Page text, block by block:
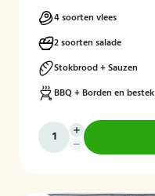
4 soorten vlees
2 soorten salade
Stokbrood + Sauzen
BBQ + Borden en bestek